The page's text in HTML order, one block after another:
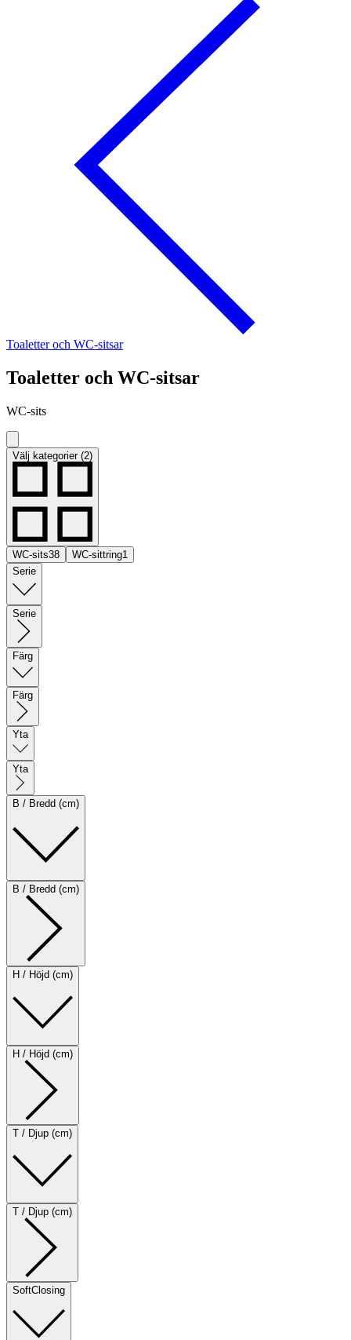
Toaletter och WC-sitsar
Toaletter och WC-sitsar
WC-sits
Välj kategorier (2)
WC-sits38 WC-sittring1
Serie
Serie
Färg
Färg
Yta
Yta
B / Bredd (cm)
B / Bredd (cm)
H / Höjd (cm)
H / Höjd (cm)
T / Djup (cm)
T / Djup (cm)
SoftClosing